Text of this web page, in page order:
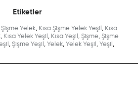
Etiketler
Şişme Yelek, Kısa Şişme Yelek Yeşil , Kısa
, Kısa Yelek Yeşil , Kısa Yeşil , Şişme, Şişme
, Şişme Yeşil , Yelek, Yelek Yeşil , Yeşil ,